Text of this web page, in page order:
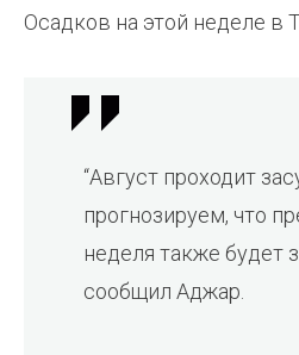
Осадков на этой неделе в
“Август проходит
прогнозируем, что
неделя также будет
сообщил Аджар.